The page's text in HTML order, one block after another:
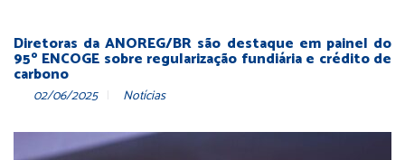
Diretoras da ANOREG/BR são destaque em painel do
95º ENCOGE sobre regularização fundiária e crédito de
carbono
02/06/2025 Notícias